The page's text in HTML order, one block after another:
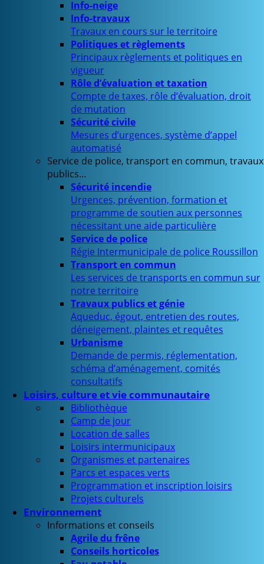
Info-neige
Info-travaux
Travaux en cours sur le territoire
Politiques et règlements
Principaux règlements et politiques en
vigueur
Rôle d’évaluation et taxation
Compte de taxes, rôle d’évaluation, droit
de mutation
Sécurité civile
Mesures d’urgences, système d’appel
automatisé
Service de police, transport en commun, travaux
publics…
Sécurité incendie
Urgences, prévention, formation et
programme de soutien aux personnes
nécessitant une aide particulière
Service de police
Régie Intermunicipale de police Roussillon
Transport en commun
Les services de transports en commun sur
notre territoire
Travaux publics et génie
Aqueduc, égout, entretien des routes,
déneigement, plaintes et requêtes
Urbanisme
Demande de permis, réglementation,
schéma d’aménagement, comités
consultatifs
Loisirs, culture et vie communautaire
Bibliothèque
Camp de jour
Location de salles
Loisirs intermunicipaux
Organismes et partenaires
Parcs et espaces verts
Programmation et inscription loisirs
Projets culturels
Environnement
Informations et conseils
Agrile du frêne
Conseils horticoles